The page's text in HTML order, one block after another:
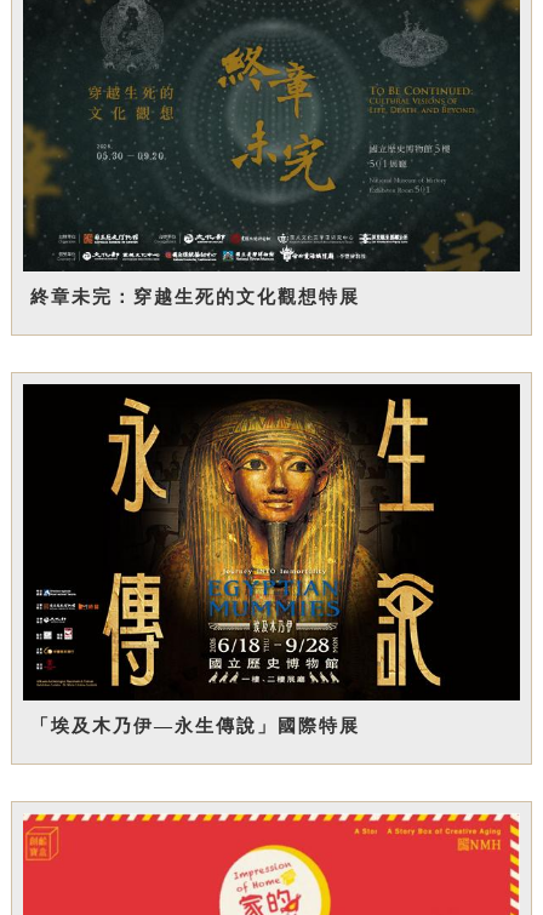
終章未完：穿越生死的文化觀想特展
「埃及木乃伊—永生傳說」國際特展